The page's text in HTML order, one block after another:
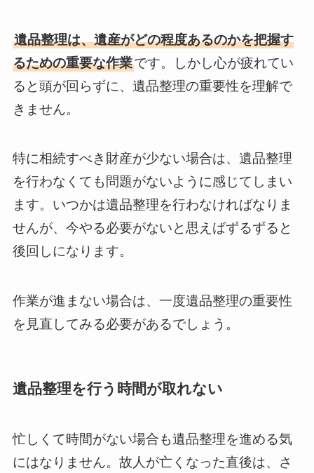
遺品整理は、遺産がどの程度あるのかを把握す
るための重要な作業です。しかし心が疲れてい
ると頭が回らずに、遺品整理の重要性を理解で
きません。
特に相続すべき財産が少ない場合は、遺品整理
を行わなくても問題がないように感じてしまい
ます。いつかは遺品整理を行わなければなりま
せんが、今やる必要がないと思えばずるずると
後回しになります。
作業が進まない場合は、一度遺品整理の重要性
を見直してみる必要があるでしょう。
遺品整理を行う時間が取れない
忙しくて時間がない場合も遺品整理を進める気
にはなりません。故人が亡くなった直後は、さ